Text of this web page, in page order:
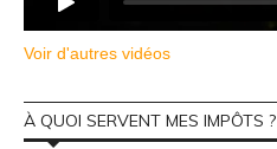
Voir d'autres vidéos
À QUOI SERVENT MES IMPÔTS ?